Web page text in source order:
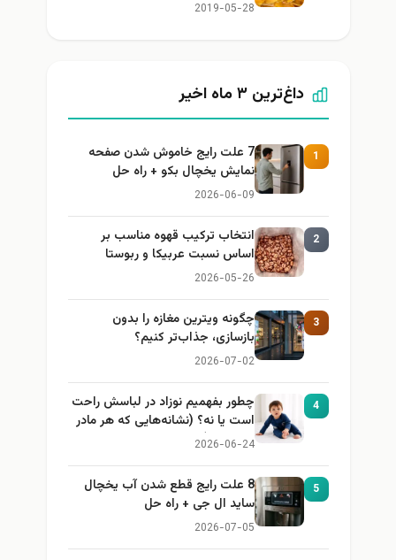
2019-05-28
داغ‌ترین ۳ ماه اخیر
1
7 علت رایج خاموش شدن صفحه
نمایش یخچال بکو + راه حل
2026-06-09
2
انتخاب ترکیب قهوه مناسب بر
اساس نسبت عربیکا و ربوستا
2026-05-26
3
چگونه ویترین مغازه را بدون
بازسازی، جذاب‌تر کنیم؟
2026-07-02
4
چطور بفهمیم نوزاد در لباسش راحت
است یا نه؟ (نشانه‌هایی که هر مادر
باید بداند)
2026-06-24
5
8 علت رایج قطع شدن آب یخچال
ساید ال جی + راه حل
2026-07-05